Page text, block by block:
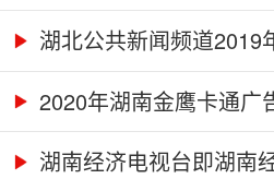
湖北公共新闻频道2019
2020年湖南金鹰卡通广
湖南经济电视台即湖南